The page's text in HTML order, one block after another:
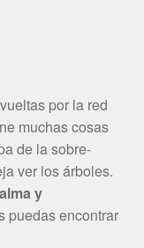
por la red
muchas cosas
de la sobre-
ver los árboles.
y
puedas encontrar